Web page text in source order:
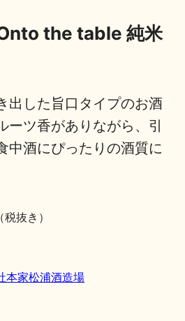
the table 純米
出した旨口タイプのお酒
ーツ香がありながら、引
中酒にぴったりの酒質に
抜き）
本家松浦酒造場